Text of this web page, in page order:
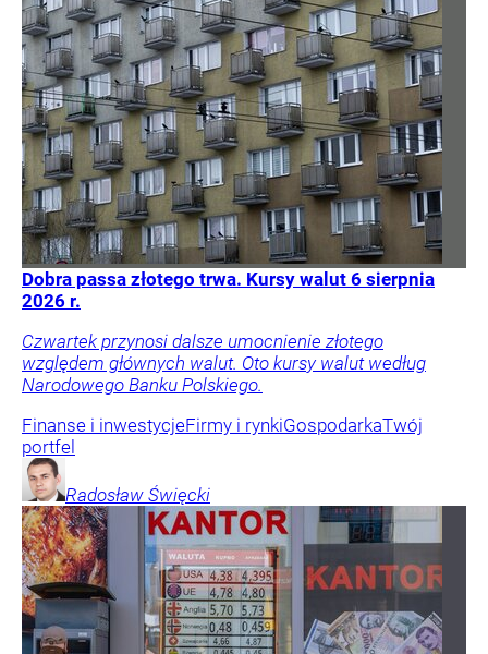
Dobra passa złotego trwa. Kursy walut 6 sierpnia
2026 r.
Czwartek przynosi dalsze umocnienie złotego
względem głównych walut. Oto kursy walut według
Narodowego Banku Polskiego.
Finanse i inwestycjeFirmy i rynkiGospodarkaTwój
portfel
Radosław Święcki